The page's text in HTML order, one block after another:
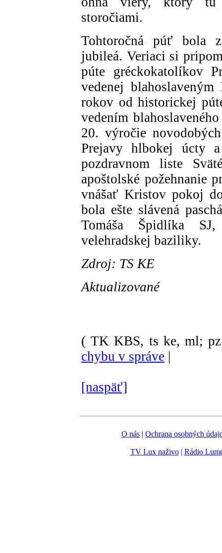
storočiami.
Tohtoročná púť bola
jubileá. Veriaci si
púte gréckokatolíkov
vedenej
rokov od historickej
vedením
20. výročie
Prejavy hlbokej úcty
pozdravnom liste
apoštolské požehnanie
vnášať Kristov pokoj
bola ešte slávená
Tomáša Špidlíka
velehradskej baziliky.
Zdroj: TS KE
Aktualizované
( TK KBS, ts ke, ml;
chybu v správe |
[naspäť]
O nás | Ochrana osobných
TV Lux naživo| Rádio